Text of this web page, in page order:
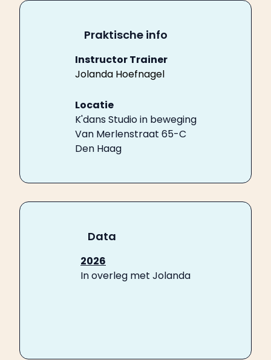
Praktische info
Instructor Trainer
Jolanda Hoefnagel
Locatie
K'dans Studio in beweging
Van Merlenstraat 65-C
Den Haag
Data
2026
In overleg met Jolanda